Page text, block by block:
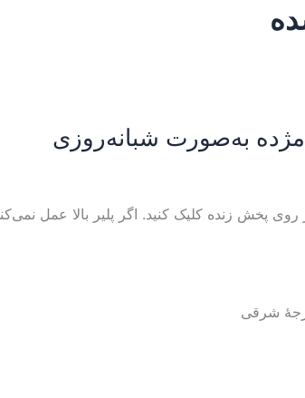
به‌صورت شبانه‌روزی
پخش زنده کليک کنيد. اگر پلير بالا عمل